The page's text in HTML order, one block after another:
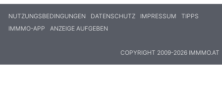
NUTZUNGSBEDINGUNGEN DATENSCHUTZ IMPRESSUM
TIPPS
IMMMO-APP
ANZEIGE AUFGEBEN
COPYRIGHT 2009-2026 IMMMO.AT